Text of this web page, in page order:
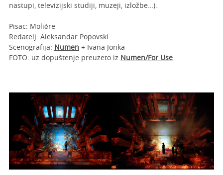
nastupi, televizijski studiji, muzeji, izložbe…).
Pisac: Molière
Redatelj: Aleksandar Popovski
Scenografija: Numen + Ivana Jonka
FOTO: uz dopuštenje preuzeto iz Numen/For Use